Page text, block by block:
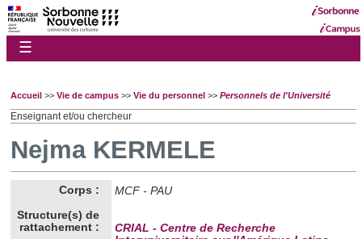
☰
Accueil >> Vie de campus >> Vie du personnel >> Personnels de l'Université
Enseignant et/ou chercheur
Nejma KERMELE
Corps :
MCF - PAU
Structure(s) de
rattachement :
CRIAL - Centre de Recherche